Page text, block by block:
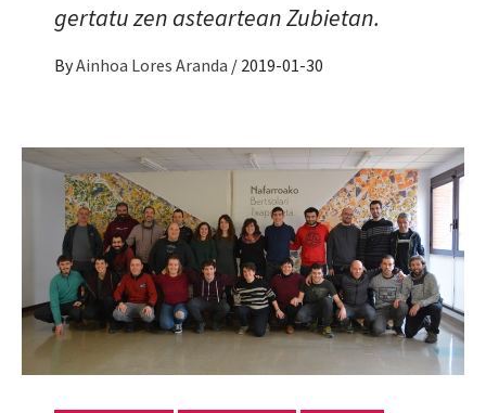
gertatu zen asteartean Zubietan.
ByAinhoa Lores Aranda / 2019-01-30